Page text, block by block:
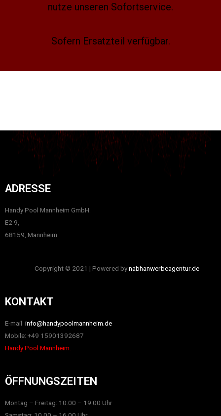
nutze unseren Sofortservice.
Sofern Ersatzteil verfügbar.
ADRESSE
Handy Pool Mannheim GmbH.
E2 9,
68159, Mannheim
Copyright © 2021 | Powered bynabhanwerbeagentur.de
KONTAKT
E-mail info@handypoolmannheim.de
Mobile: +49 15901392687
Handy Pool Mannheim.
ÖFFNUNGSZEITEN
Montag – Freitag: 10.00 – 19.00 Uhr